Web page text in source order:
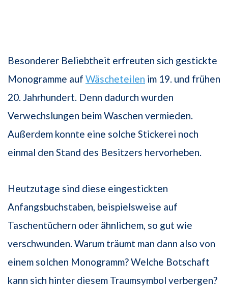
Besonderer Beliebtheit erfreuten sich gestickte
Monogramme auf Wäscheteilen im 19. und frühen
20. Jahrhundert. Denn dadurch wurden
Verwechslungen beim Waschen vermieden.
Außerdem konnte eine solche Stickerei noch
einmal den Stand des Besitzers hervorheben.
Heutzutage sind diese eingestickten
Anfangsbuchstaben, beispielsweise auf
Taschentüchern oder ähnlichem, so gut wie
verschwunden. Warum träumt man dann also von
einem solchen Monogramm? Welche Botschaft
kann sich hinter diesem Traumsymbol verbergen?